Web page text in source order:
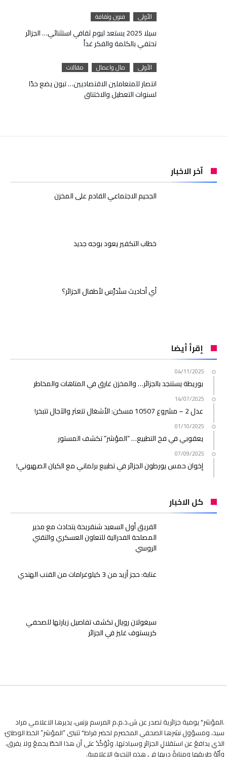
الأولى فنون وثقافة
سيلا 2025 يستعد ليوم ثقافي استثنائي… الجزائر
تحتفي بالكلمة والفكر غداً
الأولى مال واعمال مقالات
انتصار للمتعاملين الاقتصاديين… تبون يضع حدًا
لسنوات التعطيل والاختناق
آخر الاخبار
الجحيم الاجتماعي القادم على المخزن
خطاب التكفير يعود بوجه جديد
أي أحاديث ستُدرَّس لأطفال الجزائر؟
إقرأ أيضا
04/11/2025
بوريطة يستنجد بالجزائر… والمخزن غارق في المتاهات والمخاطر
14/07/2025
عدل 2 – مشروع 10507 مسكن: الأشغال تتعثر والآجال تتبخر!
01/10/2025
يعقوبي في فخ التطبيع… “المؤشر” تكشف المستور
07/09/2025
إخوان حمس يورطون الجزائر في تطبيع برلماني مع الكيان الصهيوني!
كل الاخبار
الفريق أول السعيد شنقريحة يتحادث مع مدير
المصلحة الفدرالية للتعاون العسكري والتقني
الروسي
عنابة: حجز أزيد من 3 كيلوغرامات من القنب الهندي
سيغولان رويال تكشف تفاصيل زيارتها للصحفي
كريستوف غليز في الجزائر
.المؤشر" يومية جزائرية تصدر عن ش.ذ.م.م المرسم بزنس، يديرها الاعلامي مراد
سيد، ومسؤول نشرها الصحفي المخصرم لخضر فراط" تتبنى “المؤشر” الخط الوطنيّ
الذي يدافعُ عن استقلالِ الجزائرِ وسيادتها. وتُؤكّدُ على أن هذا الخطّ يجمعُ ولا يفرق،
وأنّهُ طريقها ومنارةُ دربها في هذه التجربةِ الإعلاميةِ.